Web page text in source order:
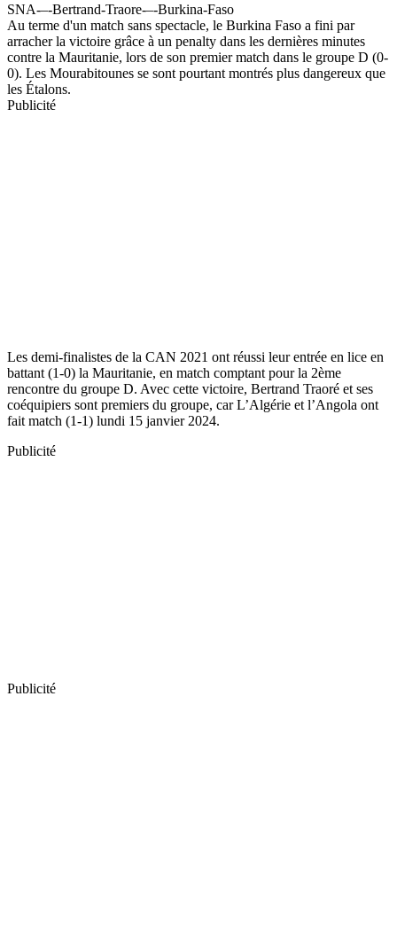
SNA-–-Bertrand-Traore-–-Burkina-Faso
Au terme d'un match sans spectacle, le Burkina Faso a fini par
arracher la victoire grâce à un penalty dans les dernières minutes
contre la Mauritanie, lors de son premier match dans le groupe D (0-
0). Les Mourabitounes se sont pourtant montrés plus dangereux que
les Étalons.
Publicité
Les demi-finalistes de la CAN 2021 ont réussi leur entrée en lice en
battant (1-0) la Mauritanie, en match comptant pour la 2ème
rencontre du groupe D. Avec cette victoire, Bertrand Traoré et ses
coéquipiers sont premiers du groupe, car L’Algérie et l’Angola ont
fait match (1-1) lundi 15 janvier 2024.
Publicité
Publicité